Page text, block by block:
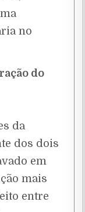
no
do
da
dos dois
em
mais
entre